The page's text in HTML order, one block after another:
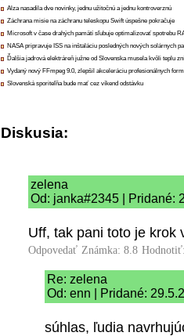
Alza nasadila dve novinky, jednu užitočnú a jednu kontroverznú
Záchrana misie na záchranu teleskopu Swift úspešne pokračuje
Microsoft v čase drahých pamätí sľubuje optimalizovať spotrebu
NASA pripravuje ISS na inštaláciu posledných nových solárnych
Ďalšia jadrová elektráreň južne od Slovenska musela kvôli teplu
Vydaný nový FFmpeg 9.0, zlepšil akceleráciu profesionálnych
Slovenská sporiteľňa bude mať cez víkend odstávku
Diskusia:
zelena
Od: janka#2345 | Pridané:
Uff, tak pani toto je krok
Odpovedať Známka: 8.8
Re: zelena
Od: enn | Pridané:
súhlas, ľudia